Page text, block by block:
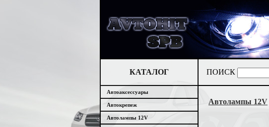
КАТАЛОГ
Автоаксессуары
Автокрепеж
Автолампы 12V
ПОИСК
Автолампы 12V